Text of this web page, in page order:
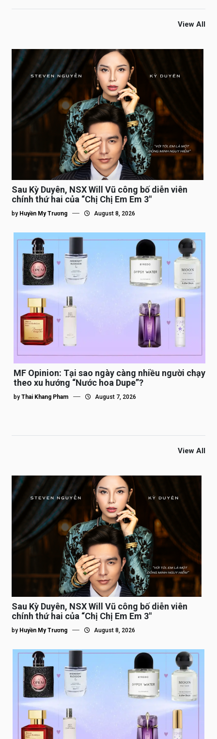
View All
Sau Kỳ Duyên, NSX Will Vũ công bố diễn viên
chính thứ hai của “Chị Chị Em Em 3″
by Huyền My Trương August 8, 2026
MF Opinion: Tại sao ngày càng nhiều người chạy
theo xu hướng “Nước hoa Dupe”?
by Thai Khang Pham August 7, 2026
View All
Sau Kỳ Duyên, NSX Will Vũ công bố diễn viên
chính thứ hai của “Chị Chị Em Em 3″
by Huyền My Trương August 8, 2026